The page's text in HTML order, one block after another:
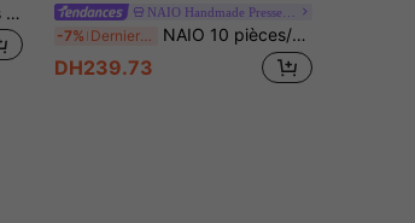
240 pièces (10 styles) Art des ongles en gel 3D, décoré de perles, ensemble de faux ongles carrés à bout français, comprend : 1 pièce de colle gelée et 1 pièce de lime à ongles, ongles océan, ongles marron, ongles roses, ongles à bout français et ongles hibiscus, convient pour le travail quotidien des femmes, les fêtes et plus
-7% Derniers 2 jours NAIO 10 pièces/set Ongles à coller faits main style Y2K, dégradé rose nude et jaune, French tip, art des ongles peint à la main avec fleur rose 3D, chaîne dorée, coquillage, strass et points, style doux et frais de printemps, convient pour les fêtes et le port quotidien, 3 tailles cercueil, amande, carré court, faux ongles
DH239.73